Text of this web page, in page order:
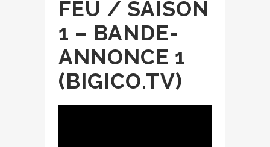
FEU / SAISON
1 – BANDE-
ANNONCE 1
(BIGICO.TV)